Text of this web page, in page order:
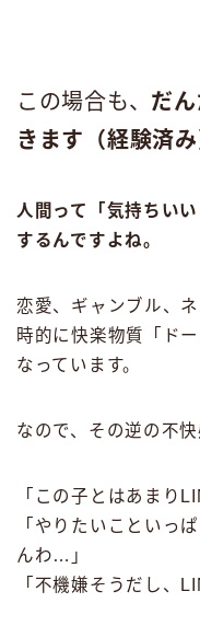
この場合も、 だ
きます（経験済み
人間って「気持ちい
するんですよね。
恋愛、ギャンブル、
時的に快楽物質「ド
なっています。
なので、その逆の不
「この子とはあまり
「やりたいこといっ
んわ…」
「不機嫌そうだし、